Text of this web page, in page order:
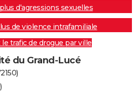
d'agressions sexuelles
de violence intrafamiliale
trafic de drogue par ville
du Grand-Lucé